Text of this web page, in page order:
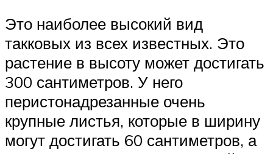
Это наиболее высокий вид
такковых из всех известных. Это
растение в высоту может достигать
300 сантиметров. У него
перистонадрезанные очень
крупные листья, которые в ширину
могут достигать 60 сантиметров, а